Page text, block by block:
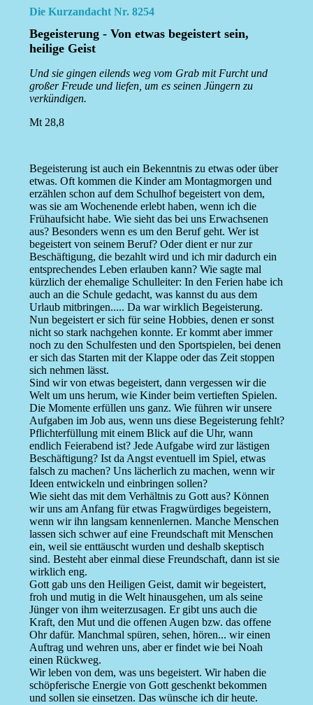
Die Kurzandacht Nr. 8254
Begeisterung - Von etwas begeistert sein,
heilige Geist
Und sie gingen eilends weg vom Grab mit Furcht und
großer Freude und liefen, um es seinen Jüngern zu
verkündigen.
Mt 28,8
Begeisterung ist auch ein Bekenntnis zu etwas oder über
etwas. Oft kommen die Kinder am Montagmorgen und
erzählen schon auf dem Schulhof begeistert von dem,
was sie am Wochenende erlebt haben, wenn ich die
Frühaufsicht habe. Wie sieht das bei uns Erwachsenen
aus? Besonders wenn es um den Beruf geht. Wer ist
begeistert von seinem Beruf? Oder dient er nur zur
Beschäftigung, die bezahlt wird und ich mir dadurch ein
entsprechendes Leben erlauben kann? Wie sagte mal
kürzlich der ehemalige Schulleiter: In den Ferien habe ich
auch an die Schule gedacht, was kannst du aus dem
Urlaub mitbringen..... Da war wirklich Begeisterung.
Nun begeistert er sich für seine Hobbies, denen er sonst
nicht so stark nachgehen konnte. Er kommt aber immer
noch zu den Schulfesten und den Sportspielen, bei denen
er sich das Starten mit der Klappe oder das Zeit stoppen
sich nehmen lässt.
Sind wir von etwas begeistert, dann vergessen wir die
Welt um uns herum, wie Kinder beim vertieften Spielen.
Die Momente erfüllen uns ganz. Wie führen wir unsere
Aufgaben im Job aus, wenn uns diese Begeisterung fehlt?
Pflichterfüllung mit einem Blick auf die Uhr, wann
endlich Feierabend ist? Jede Aufgabe wird zur lästigen
Beschäftigung? Ist da Angst eventuell im Spiel, etwas
falsch zu machen? Uns lächerlich zu machen, wenn wir
Ideen entwickeln und einbringen sollen?
Wie sieht das mit dem Verhältnis zu Gott aus? Können
wir uns am Anfang für etwas Fragwürdiges begeistern,
wenn wir ihn langsam kennenlernen. Manche Menschen
lassen sich schwer auf eine Freundschaft mit Menschen
ein, weil sie enttäuscht wurden und deshalb skeptisch
sind. Besteht aber einmal diese Freundschaft, dann ist sie
wirklich eng.
Gott gab uns den Heiligen Geist, damit wir begeistert,
froh und mutig in die Welt hinausgehen, um als seine
Jünger von ihm weiterzusagen. Er gibt uns auch die
Kraft, den Mut und die offenen Augen bzw. das offene
Ohr dafür. Manchmal spüren, sehen, hören... wir einen
Auftrag und wehren uns, aber er findet wie bei Noah
einen Rückweg.
Wir leben von dem, was uns begeistert. Wir haben die
schöpferische Energie von Gott geschenkt bekommen
und sollen sie einsetzen. Das wünsche ich dir heute.